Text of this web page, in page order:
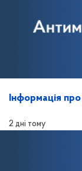
Інформація
2 дні тому